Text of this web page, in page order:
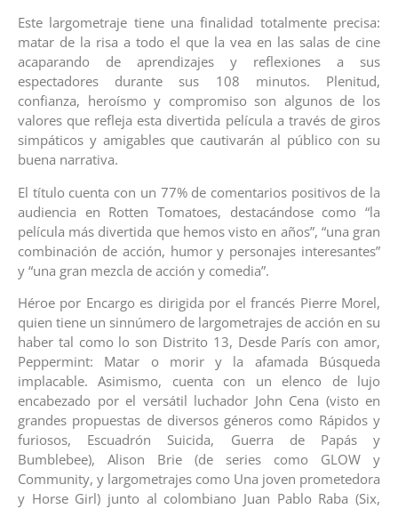
Este largometraje tiene una finalidad totalmente precisa:
matar de la risa a todo el que la vea en las salas de cine
acaparando de aprendizajes y reflexiones a sus
espectadores durante sus 108 minutos. Plenitud,
confianza, heroísmo y compromiso son algunos de los
valores que refleja esta divertida película a través de giros
simpáticos y amigables que cautivarán al público con su
buena narrativa.
El título cuenta con un 77% de comentarios positivos de la
audiencia en Rotten Tomatoes, destacándose como “la
película más divertida que hemos visto en años”, “una gran
combinación de acción, humor y personajes interesantes”
y “una gran mezcla de acción y comedia”.
Héroe por Encargo es dirigida por el francés Pierre Morel,
quien tiene un sinnúmero de largometrajes de acción en su
haber tal como lo son Distrito 13, Desde París con amor,
Peppermint: Matar o morir y la afamada Búsqueda
implacable. Asimismo, cuenta con un elenco de lujo
encabezado por el versátil luchador John Cena (visto en
grandes propuestas de diversos géneros como Rápidos y
furiosos, Escuadrón Suicida, Guerra de Papás y
Bumblebee), Alison Brie (de series como GLOW y
Community, y largometrajes como Una joven prometedora
y Horse Girl) junto al colombiano Juan Pablo Raba (Six,